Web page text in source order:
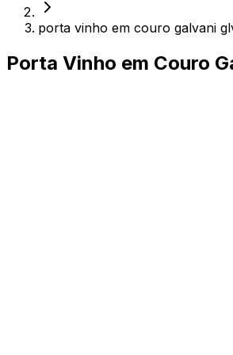
porta vinho em couro galvani
Porta Vinho em Couro